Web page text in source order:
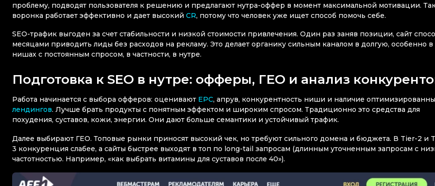
проблему, подводят пользователя к решению и предлагают нутра-оффер в момент максимальной мотивации.
воронка работает эффективно и дает высокий CR, потому что человек уже ищет способ помочь себе.
SEO-трафик выгоден за счет стабильности и низкой стоимости привлечения. Один раз заняв позиции, сайт
месяцами приводить лиды без расходов на рекламу. Это делает органику сильным каналом в долгую, особенно в
нишах с постоянным спросом, в частности, в нутре.
Подготовка к SEO в нутре: офферы, ГЕО и анализ
Работа начинается с выбора офферов: оценивают EPC, апрув, конкурентность ниши и наличие
лендингов. Лучше брать продукты с понятным эффектом и широким спросом. Традиционно это средства для
похудения, суставов, кожи, энергии. Они дают больше семантики и устойчивый трафик.
Далее выбирают ГЕО. Топовые рынки приносят высокий чек, но требуют сильного домена и бюджета. В Tier-2 и
3 конкуренция слабее, а сайты быстрее выходят в топ по long-tail запросам (длинным уточненным запросам с
частотностью. Например, «как выбрать витамины для суставов после 40»).